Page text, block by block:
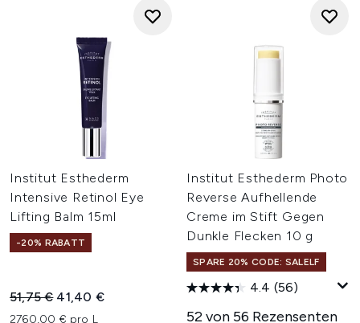
Institut Esthederm
Intensive Retinol Eye
Lifting Balm 15ml
-20% RABATT
Unverbindliche Preisempfehlung:
51,75 € Aktueller Preis:
41,40 €
2760,00 € pro L
Institut Esthederm Photo
Reverse Aufhellende
Creme im Stift Gegen
Dunkle Flecken 10 g
SPARE 20% CODE: SALELF
4.4 (56)
52 von 56 Rezensenten